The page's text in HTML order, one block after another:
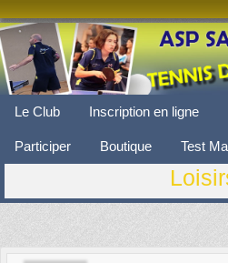
Le Club Inscription en ligne
Participer Boutique Test